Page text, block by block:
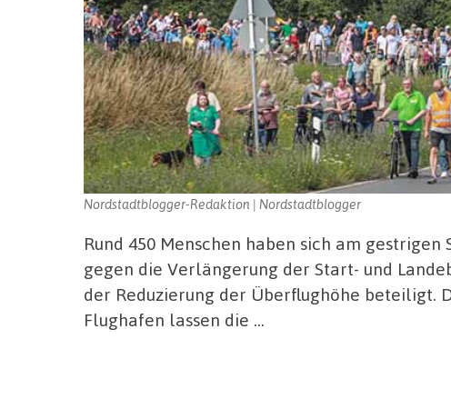
Nordstadtblogger-Redaktion | Nordstadtblogger
Rund 450 Menschen haben sich am
gegen die Verlängerung der Start- und
der Reduzierung der Überflughöhe beteiligt.
Flughafen lassen die …